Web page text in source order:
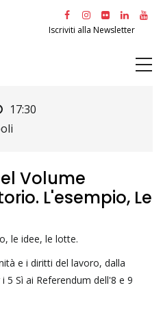
Iscriviti alla Newsletter
17:30
Volume
L'esempio, Le
le idee, le lotte.
e i diritti del lavoro, dalla
5 Sì ai Referendum dell'8 e 9